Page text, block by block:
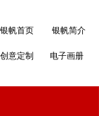
银帆首页 银帆简介
创意定制 电子画册